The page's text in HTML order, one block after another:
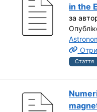
in the
за
Стаття